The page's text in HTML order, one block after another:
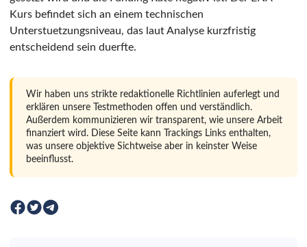
Kurs befindet sich an einem technischen
Unterstuetzungsniveau, das laut Analyse kurzfristig
entscheidend sein duerfte.
Wir haben uns strikte redaktionelle Richtlinien auferlegt und
erklären unsere Testmethoden offen und verständlich.
Außerdem kommunizieren wir transparent, wie unsere Arbeit
finanziert wird. Diese Seite kann Trackings Links enthalten,
was unsere objektive Sichtweise aber in keinster Weise
beeinflusst.